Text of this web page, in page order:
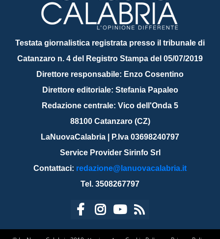
Testata giornalistica registrata presso il tribunale di
Catanzaro n. 4 del Registro Stampa del 05/07/2019
Direttore responsabile: Enzo Cosentino
Direttore editoriale: Stefania Papaleo
Redazione centrale: Vico dell'Onda 5
88100 Catanzaro (CZ)
LaNuovaCalabria | P.Iva 03698240797
Service Provider Sirinfo Srl
Contattaci: redazione@lanuovacalabria.it
Tel. 3508267797